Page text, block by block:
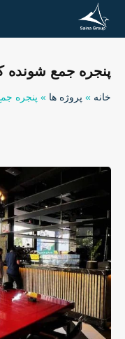
پنجره جمع شونده
خانه » پروژه ها » پنجره